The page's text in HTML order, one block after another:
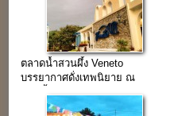
ตลาดน้ำสวนผึ้ง Veneto
บรรยากาศดั่งเทพนิยาย ณ